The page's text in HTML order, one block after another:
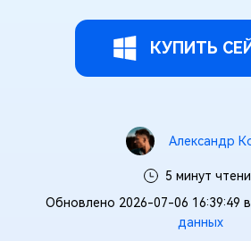
КУПИТЬ
Александр
5 минут
Обновлено 2026-07-06 16:39:49 в
данных